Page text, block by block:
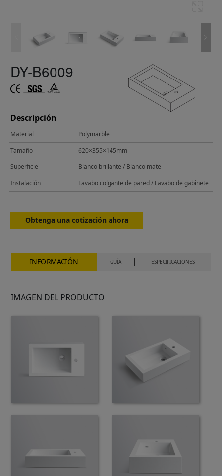
DY-B6009
Descripción
Material
Polymarble
Tamaño
620×355×145mm
Superficie
Blanco brillante / Blanco mate
Instalación
Lavabo colgante de pared / Lavabo de gabinete
Obtenga una cotización ahora
INFORMACIÓN GUÍA ESPECIFICACIONES
IMAGEN DEL PRODUCTO